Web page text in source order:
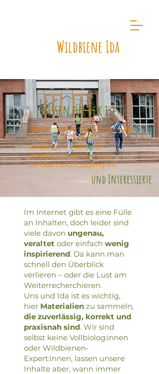
Wildbiene Ida
Wissen für Sek i + II
Hier findest du fachlich geprüfte
Informationen rund um
Wildbienen und Natur –
verständlich, korrekt und
dennoch leicht zugänglich.
und Interessierte
Im Internet gibt es eine Fülle
an Inhalten, doch leider sind
viele davon ungenau,
veraltet oder einfach wenig
inspirierend. Da kann man
schnell den Überblick
verlieren – oder die Lust am
Weiterrecherchieren.
Uns und Ida ist es wichtig,
hier Materialien zu sammeln,
die zuverlässig, korrekt und
praxisnah sind. Wir sind
selbst keine Vollbiolog:innen
oder Wildbienen-
Expert:innen, lassen unsere
Inhalte aber, wann immer